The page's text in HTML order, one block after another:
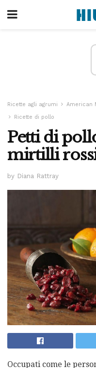
Ricette agli agrumi American
Ricette di pollo
Petti di
mirtilli
by Diana Rattray
Occupati come le